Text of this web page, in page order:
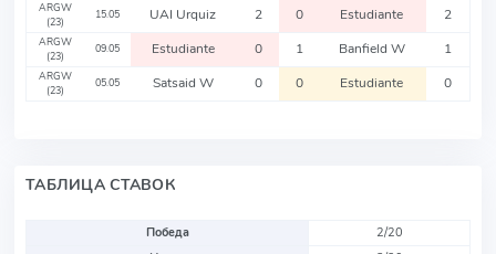
ARGW
(23)
15.05 UAI Urquiz 2 0 Estudiante 2
ARGW
(23)
09.05 Estudiante 0 1 Banfield W 1
ARGW
(23)
05.05 Satsaid W 0 0 Estudiante 0
ТАБЛИЦА СТАВОК
Победа
2/20